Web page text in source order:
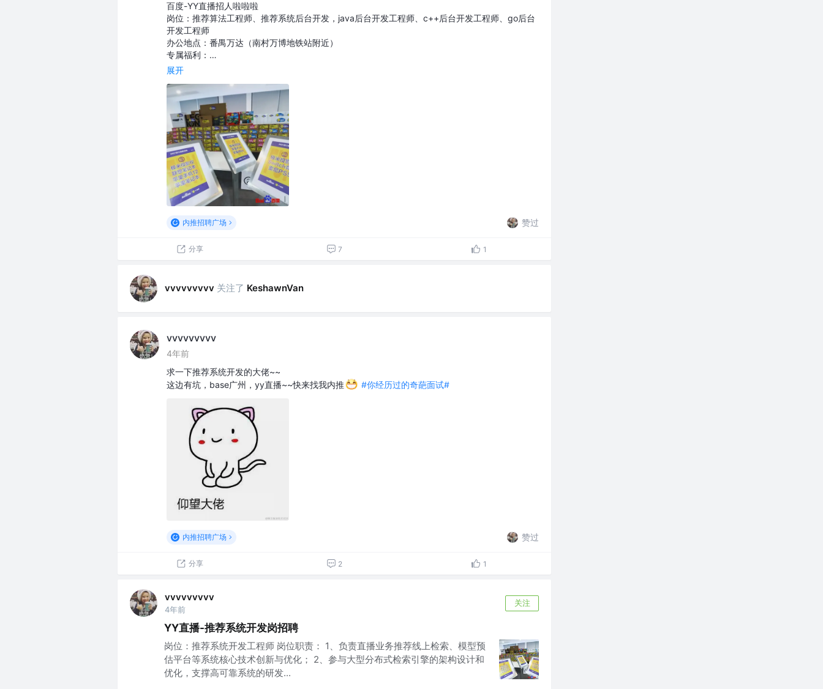
百度-YY直播招人啦啦啦
岗位：推荐算法工程师、推荐系统后台开发，java后台开发工程师、c++后台开发工程师、go后台
开发工程师
办公地点：番禺万达（南村万博地铁站附近）
专属福利：…
展开
内推招聘广场 赞过
分享 7 1
vvvvvvvvv 关注了 KeshawnVan
vvvvvvvvv
4年前
求一下推荐系统开发的大佬~~
这边有坑，base广州，yy直播~~快来找我内推
#你经历过的奇葩面试#
内推招聘广场 赞过
分享 2 1
vvvvvvvvv
4年前
关注
YY直播-推荐系统开发岗招聘
岗位：推荐系统开发工程师 岗位职责： 1、负责直播业务推荐线上检索、模型预
估平台等系统核心技术创新与优化； 2、参与大型分布式检索引擎的架构设计和
优化，支撑高可靠系统的研发...